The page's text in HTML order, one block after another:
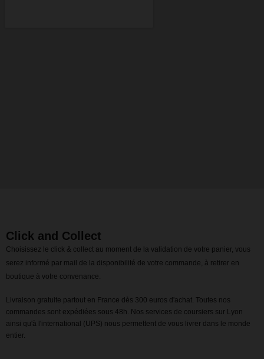
Click and Collect
Choisissez le click & collect au moment de la validation de votre panier, vous
serez informé par mail de la disponibilité de votre commande, à retirer en
boutique à votre convenance.
Livraison gratuite partout en France dès 300 euros d'achat. Toutes nos
commandes sont expédiées sous 48h. Nos services de coursiers sur Lyon
ainsi qu'à l'international (UPS) nous permettent de vous livrer dans le monde
entier.